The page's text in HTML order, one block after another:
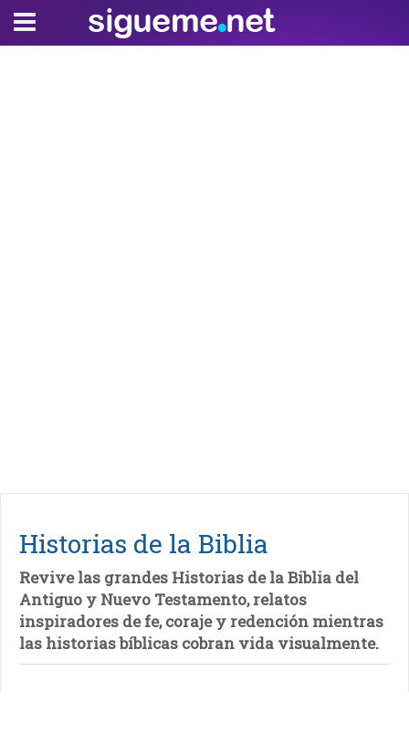
Historias de la Biblia
Revive las grandes Historias de la Biblia del
Antiguo y Nuevo Testamento, relatos
inspiradores de fe, coraje y redención mientras
las historias bíblicas cobran vida visualmente.